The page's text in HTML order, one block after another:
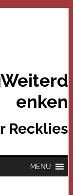
enken
Recklies
MENU